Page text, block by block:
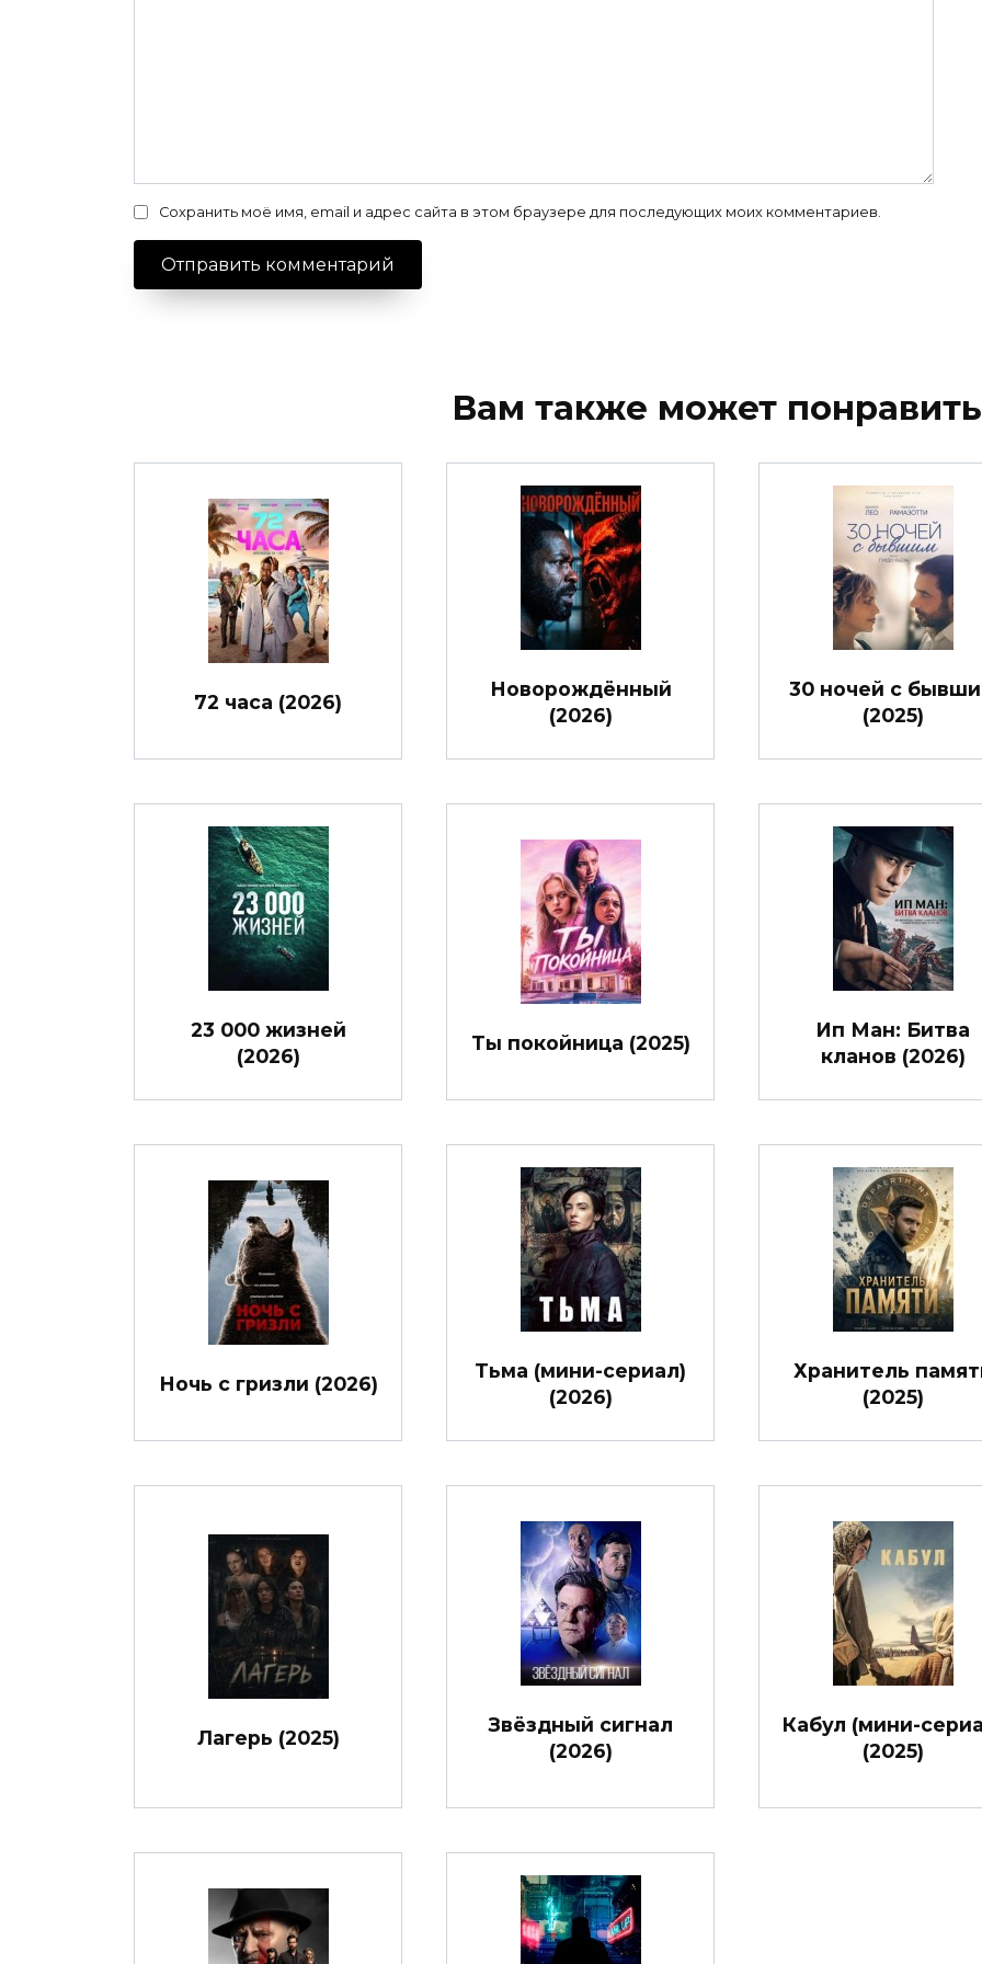
Сохранить моё имя, email и адрес сайта в этом браузере для последующих моих комментариев.
Вам также может
72 часа (2026)
Новорождённый
(2026)
30 ночей с
(2025)
23 000 жизней
(2026)
Ты покойница (2025)
Ип Ман: Битва
кланов (2026)
Ночь с гризли (2026)
Тьма (мини-сериал)
(2026)
Хранитель
(2025)
Лагерь (2025)
Звёздный сигнал
(2026)
Кабул (мини-
(2025)